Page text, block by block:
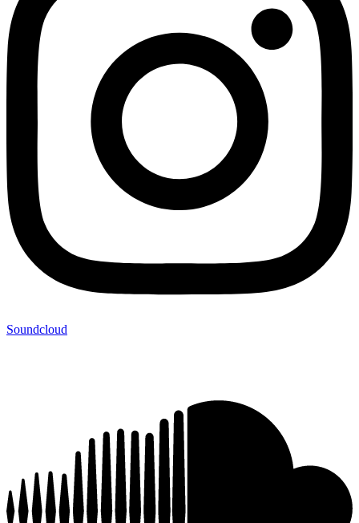
Soundcloud